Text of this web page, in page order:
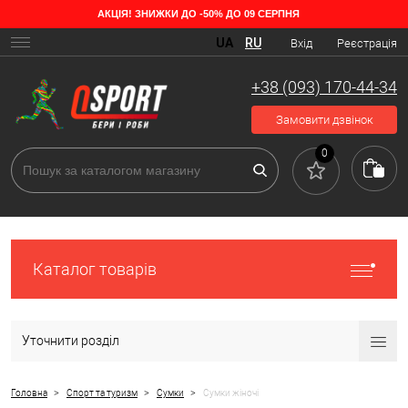
Основні види жіночих сумок
Головний аксесуар кожної дівчини — це жіноча сумка, яка не лише
є чудовим доповненням до будь-якого вбрання.
АКЦІЯ! ЗНИЖКИ ДО -50% ДО 09 СЕРПНЯ
Вхід Реєстрація
UA RU
+38 (093) 170-44-34
Замовити дзвінок
0
Каталог товарів
Уточнити розділ
Головна > Спорт та туризм > Сумки > Сумки жіночі